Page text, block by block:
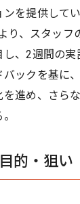
を提供して
り、スタッフ
し、2週間の
ックを基に
を進め、さら
的・狙い